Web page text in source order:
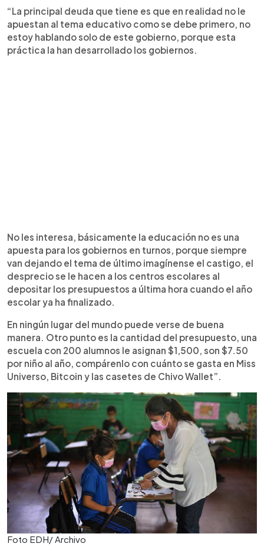
“La principal deuda que tiene es que en realidad no le
apuestan al tema educativo como se debe primero, no
estoy hablando solo de este gobierno, porque esta
práctica la han desarrollado los gobiernos.
No les interesa, básicamente la educación no es una
apuesta para los gobiernos en turnos, porque siempre
van dejando el tema de último imagínense el castigo, el
desprecio se le hacen a los centros escolares al
depositar los presupuestos a última hora cuando el año
escolar ya ha finalizado.
En ningún lugar del mundo puede verse de buena
manera. Otro punto es la cantidad del presupuesto, una
escuela con 200 alumnos le asignan $1,500, son $7.50
por niño al año, compárenlo con cuánto se gasta en Miss
Universo, Bitcoin y las casetes de Chivo Wallet”.
Foto EDH/ Archivo